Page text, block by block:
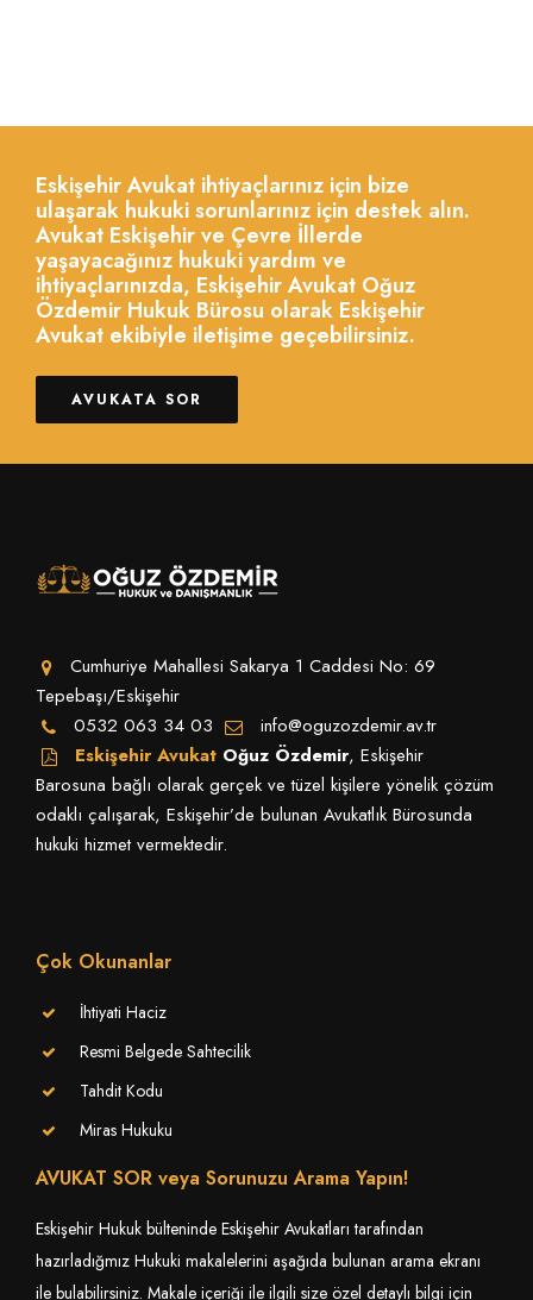
Eskişehir Avukat ihtiyaçlarınız için bize
ulaşarak hukuki sorunlarınız için destek alın.
Avukat Eskişehir ve Çevre İllerde
yaşayacağınız hukuki yardım ve
ihtiyaçlarınızda, Eskişehir Avukat Oğuz
Özdemir Hukuk Bürosu olarak Eskişehir
Avukat ekibiyle iletişime geçebilirsiniz.
AVUKATA SOR
Cumhuriye Mahallesi Sakarya 1 Caddesi No: 69
Tepebaşı/Eskişehir
0532 063 34 03
info@oguzozdemir.av.tr
Eskişehir Avukat Oğuz Özdemir, Eskişehir
Barosuna bağlı olarak gerçek ve tüzel kişilere yönelik çözüm
odaklı çalışarak, Eskişehir’de bulunan Avukatlık Bürosunda
hukuki hizmet vermektedir.
Çok Okunanlar
İhtiyati Haciz
Resmi Belgede Sahtecilik
Tahdit Kodu
Miras Hukuku
AVUKAT SOR veya Sorunuzu Arama Yapın!
Eskişehir Hukuk bülteninde Eskişehir Avukatları tarafından
hazırladığmız Hukuki makalelerini aşağıda bulunan arama ekranı
ile bulabilirsiniz. Makale içeriği ile ilgili size özel detaylı bilgi için